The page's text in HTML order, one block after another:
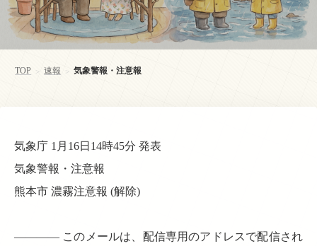
TOP > 速報 > 気象警報・注意報
気象庁 1月16日14時45分 発表
気象警報・注意報
熊本市 濃霧注意報 (解除)
———— このメールは、配信専用のアドレスで配信され